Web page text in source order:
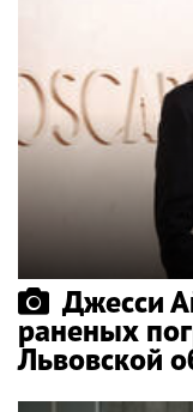
Джесси
раненых
Львовской